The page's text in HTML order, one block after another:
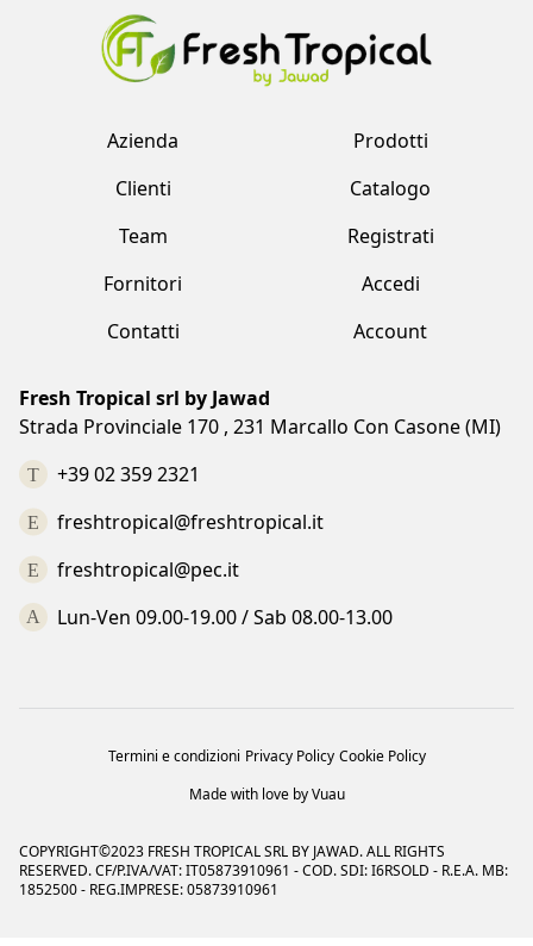
Azienda
Clienti
Team
Fornitori
Contatti
Prodotti
Catalogo
Registrati
Accedi
Account
Fresh Tropical srl by Jawad
Strada Provinciale 170 , 231 Marcallo Con Casone (MI)
+39 02 359 2321
freshtropical@freshtropical.it
freshtropical@pec.it
Lun-Ven 09.00-19.00 / Sab 08.00-13.00
Termini e condizioni Privacy Policy Cookie Policy
Made with love by Vuau
COPYRIGHT©2023 FRESH TROPICAL SRL BY JAWAD. ALL RIGHTS
RESERVED. CF/P.IVA/VAT: IT05873910961 - COD. SDI: I6RSOLD - R.E.A. MB:
1852500 - REG.IMPRESE: 05873910961